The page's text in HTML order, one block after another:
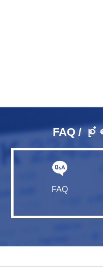
FAQ / စုံစမ်
FAQ